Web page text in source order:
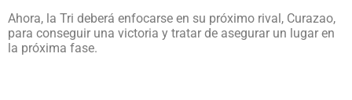
Ahora, la Tri deberá enfocarse en su próximo rival, Curazao,
para conseguir una victoria y tratar de asegurar un lugar en
la próxima fase.